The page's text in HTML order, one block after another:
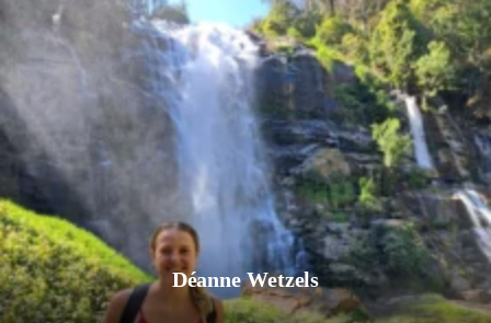
Déanne Wetzels